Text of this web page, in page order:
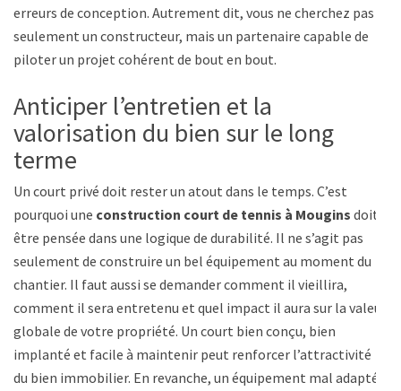
erreurs de conception. Autrement dit, vous ne cherchez pas
seulement un constructeur, mais un partenaire capable de
piloter un projet cohérent de bout en bout.
Anticiper l’entretien et la
valorisation du bien sur le long
terme
Un court privé doit rester un atout dans le temps. C’est
pourquoi une construction court de tennis à Mougins doit
être pensée dans une logique de durabilité. Il ne s’agit pas
seulement de construire un bel équipement au moment du
chantier. Il faut aussi se demander comment il vieillira,
comment il sera entretenu et quel impact il aura sur la valeur
globale de votre propriété. Un court bien conçu, bien
implanté et facile à maintenir peut renforcer l’attractivité
du bien immobilier. En revanche, un équipement mal adapté